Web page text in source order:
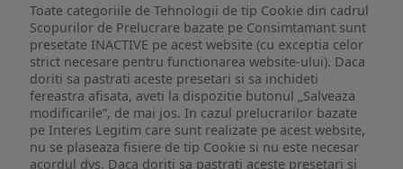
Toate categoriile de Tehnologii de tip Cookie din cadrul
Scopurilor de Prelucrare bazate pe Consimtamant sunt
presetate INACTIVE pe acest website (cu exceptia celor
strict necesare pentru functionarea website-ului). Daca
doriti sa pastrati aceste presetari si sa inchideti
fereastra afisata, aveti la dispozitie butonul „Salveaza
modificarile”, de mai jos. In cazul prelucrarilor bazate
pe Interes Legitim care sunt realizate pe acest website,
nu se plaseaza fisiere de tip Cookie si nu este necesar
acordul dvs. Daca doriti sa pastrati aceste presetari si